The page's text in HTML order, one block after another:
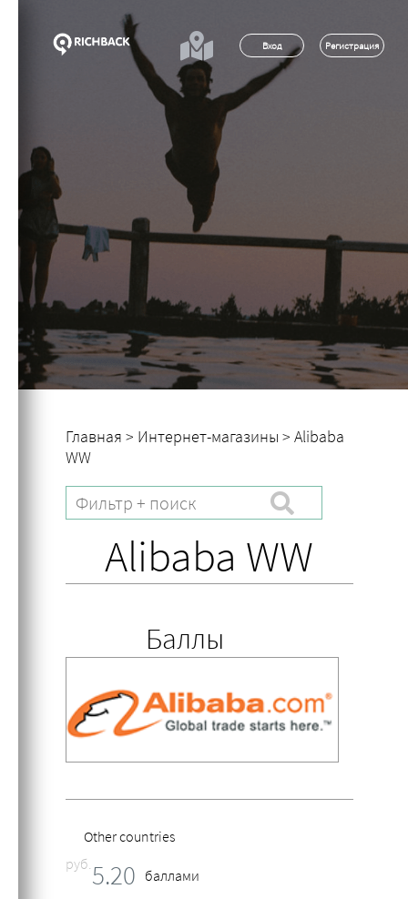
Вход Регистрация
Главная > Интернет-магазины > Alibaba
WW
Alibaba WW
Баллы
Other countries
руб. 5.20 баллами